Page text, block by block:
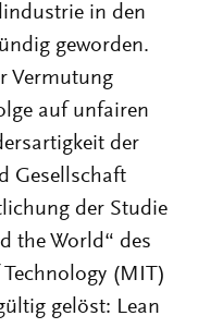
in den
geworden.
Vermutung
auf unfairen
der
Gesellschaft
der Studie
the World“ des
(MIT)
gelöst: Lean